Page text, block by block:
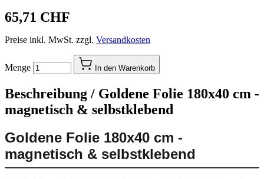
65,71 CHF
Preise inkl. MwSt. zzgl. Versandkosten
Menge In den Warenkorb
Beschreibung / Goldene Folie 180x40 cm -
magnetisch & selbstklebend
Goldene Folie 180x40 cm -
magnetisch & selbstklebend